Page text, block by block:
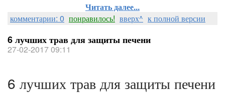
Читать далее...
комментарии: 0 понравилось! вверх^ к полной версии
6 лучших трав для защиты печени
27-02-2017 09:11
6 лучших трав для защиты печени